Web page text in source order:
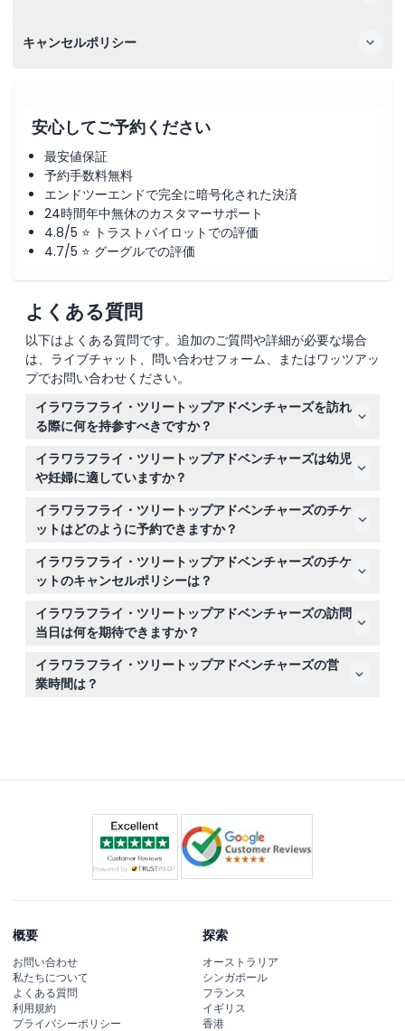
キャンセルポリシー
安心してご予約ください
最安値保証
予約手数料無料
エンドツーエンドで完全に暗号化された決済
24時間年中無休のカスタマーサポート
4.8/5 ⭐ トラストパイロットでの評価
4.7/5 ⭐ グーグルでの評価
よくある質問
以下はよくある質問です。追加のご質問や詳細が必要な場合
は、ライブチャット、問い合わせフォーム、またはワッツアッ
プでお問い合わせください。
イラワラフライ・ツリートップアドベンチャーズを訪れ
る際に何を持参すべきですか？
快適なウォーキングシューズと天候に適した服装を着用し
てください。素晴らしい景色のためにカメラを持参しまし
ょう。ただし、敷地内での外部からの飲食物の持ち込みは
禁止されています。
イラワラフライ・ツリートップアドベンチャーズは幼児
や妊婦に適していますか？
0～1歳の子供は無料で入場でき、2～15歳の子供は支払い
済みの大人の同伴が必要です。この体験は妊婦や非常に小
さな幼児には適していません。
イラワラフライ・ツリートップアドベンチャーズのチケ
ットはどのように予約できますか？
このウェブサイト上で簡単にオンライン予約ができます。
予約過程で利用可能な日付と時間を確認してお出かけの予
定を確保してください。
イラワラフライ・ツリートップアドベンチャーズのチケ
ットのキャンセルポリシーは？
チケットは返金不可でキャンセルもできませんので、ご自
身の都合に合わせて正しい日付と時間を予約してくださ
い。
イラワラフライ・ツリートップアドベンチャーズの訪問
当日は何を期待できますか？
予約時間の少なくとも10分前に到着してください。遅刻や
無断欠席の場合、返金はありません。ガイド付きの1.5キ
ロのツリートップウォーク、45メートルのナイツタワー
イラワラフライ・ツリートップアドベンチャーズの営
業時間は？
概要
お問い合わせ
私たちについて
よくある質問
利用規約
プライバシーポリシー
探索
オーストラリア
シンガポール
フランス
イギリス
香港